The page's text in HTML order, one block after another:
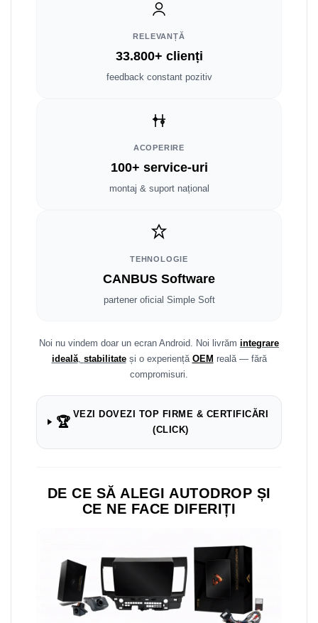
Dodge
Navigații auto universale
Navigații universale 2DIN
Navigații universale 1DIN
Rame adaptoare auto
Rame adaptoare Ford
Rame adaptoare M-Benz
RELEVANȚĂ
33.800+ clienți
feedback constant pozitiv
ACOPERIRE
100+ service-uri
montaj & suport național
TEHNOLOGIE
CANBUS Software
partener oficial Simple Soft
Noi nu vindem doar un ecran Android. Noi livrăm integrare
ideală, stabilitateși o experiență OEM reală — fără
compromisuri.
🏆
VEZI DOVEZI TOP FIRME & CERTIFICĂRI
(CLICK)
DE CE SĂ ALEGI AUTODROP ȘI
CE NE FACE DIFERIȚI